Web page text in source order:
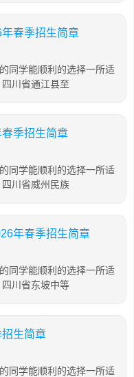
春季招生简章
同学能顺利的选择一所适
川省通江县至
季招生简章
同学能顺利的选择一所适
川省威州民族
年春季招生简章
同学能顺利的选择一所适
川省东坡中等
生简章
同学能顺利的选择一所适